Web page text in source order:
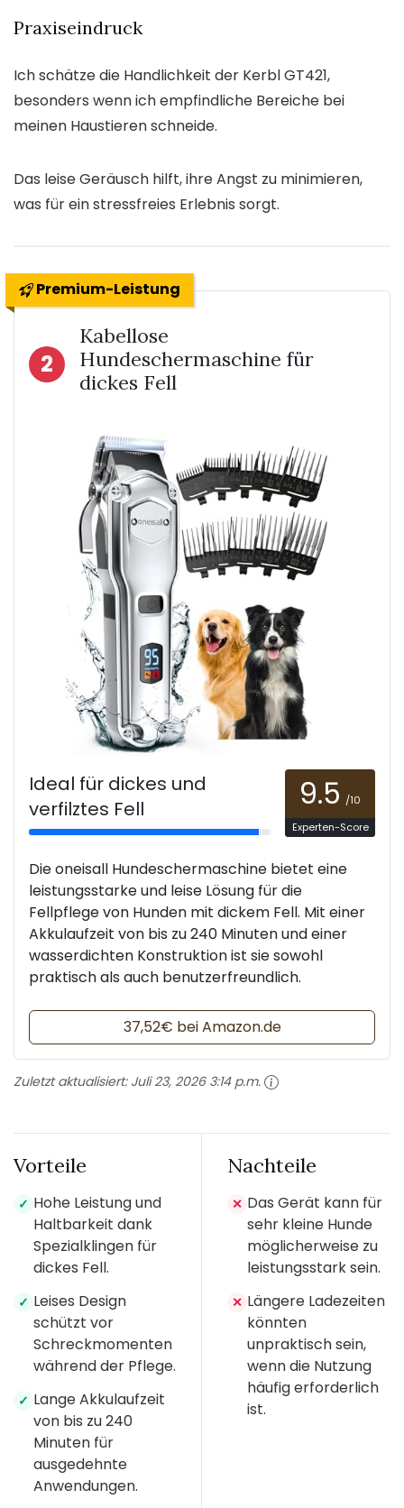
Praxiseindruck
Ich schätze die Handlichkeit der Kerbl GT421,
besonders wenn ich empfindliche Bereiche bei
meinen Haustieren schneide.
Das leise Geräusch hilft, ihre Angst zu minimieren,
was für ein stressfreies Erlebnis sorgt.
Premium-Leistung
2
Kabellose
Hundeschermaschine für
dickes Fell
Ideal für dickes und
verfilztes Fell
9.5 /10
Experten-Score
Die oneisall Hundeschermaschine bietet eine
leistungsstarke und leise Lösung für die
Fellpflege von Hunden mit dickem Fell. Mit einer
Akkulaufzeit von bis zu 240 Minuten und einer
wasserdichten Konstruktion ist sie sowohl
praktisch als auch benutzerfreundlich.
37,52€ bei Amazon.de
Zuletzt aktualisiert: Juli 23, 2026 3:14 p.m.
Vorteile
✓ Hohe Leistung und
Haltbarkeit dank
Spezialklingen für
dickes Fell.
✓ Leises Design
schützt vor
Schreckmomenten
während der Pflege.
✓ Lange Akkulaufzeit
von bis zu 240
Minuten für
ausgedehnte
Anwendungen.
Nachteile
✕ Das Gerät kann für
sehr kleine Hunde
möglicherweise zu
leistungsstark sein.
✕ Längere Ladezeiten
könnten
unpraktisch sein,
wenn die Nutzung
häufig erforderlich
ist.